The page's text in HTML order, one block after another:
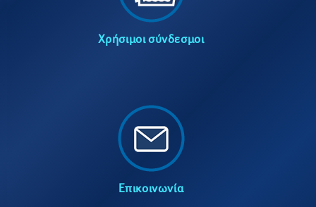
Χρήσιμοι σύνδεσμοι
Επικοινωνία